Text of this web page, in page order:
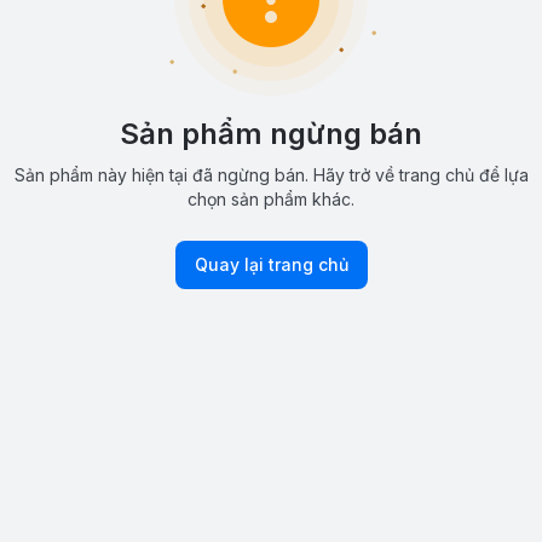
Sản phẩm ngừng bán
Sản phẩm này hiện tại đã ngừng bán. Hãy trở về trang chủ để lựa
chọn sản phẩm khác.
Quay lại trang chủ